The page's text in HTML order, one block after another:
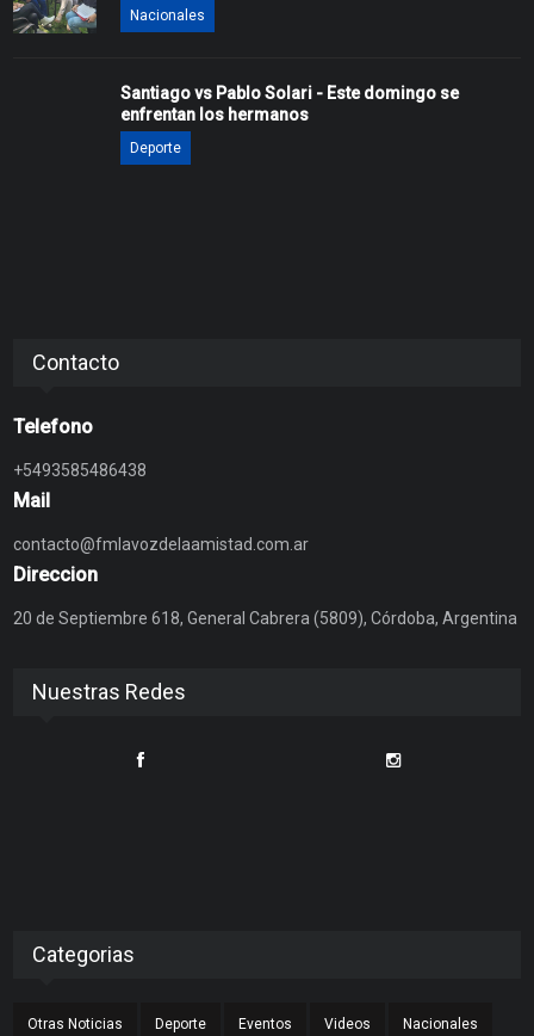
Nacionales
Santiago vs Pablo Solari - Este domingo se
enfrentan los hermanos
Deporte
Contacto
Telefono
+5493585486438
Mail
contacto@fmlavozdelaamistad.com.ar
Direccion
20 de Septiembre 618, General Cabrera (5809), Córdoba, Argentina
Nuestras Redes
Categorias
Otras Noticias Deporte Eventos Videos Nacionales